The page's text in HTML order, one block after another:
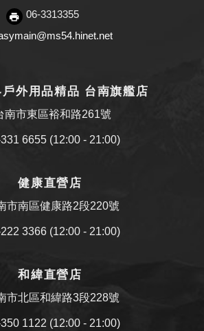
06-3313355
外用品精品 台南旗艦店
南市東區裕和路261號
6655 (12:00 - 21:00)
健康直營店
市南區健康路2段220號
3366 (12:00 - 21:00)
和緯直營店
市北區和緯路3段228號
1122 (12:00 - 21:00)